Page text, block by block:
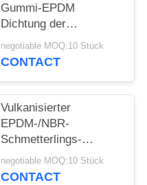
Gummi-EPDM
Dichtung der
Nutzungsdauer-für
Drosselventil
negotiable MOQ:10 Stück
CONTACT
Vulkanisierter
EPDM-/NBR-
Schmetterlings-
Dichtungs-Ring-
passende Trinkwasser-
negotiable MOQ:10 Stück
CONTACT